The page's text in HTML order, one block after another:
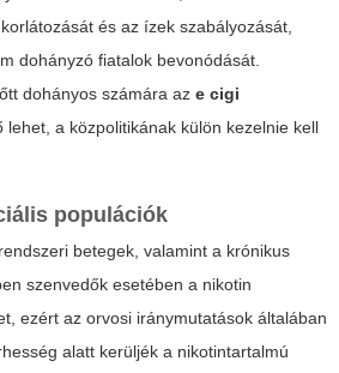
és az ízek szabályozását,
dohányzó fiatalok bevonódását.
dohányos számára az e cigi
lehet, a közpolitikának külön kezelnie kell
populációk
betegek, valamint a krónikus
szenvedők esetében a nikotin
ezért az orvosi iránymutatások általában
alatt kerüljék a nikotintartalmú